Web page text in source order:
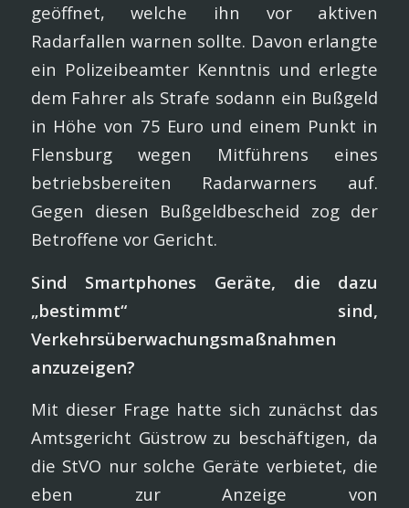
geöffnet, welche ihn vor aktiven
Radarfallen warnen sollte. Davon erlangte
ein Polizeibeamter Kenntnis und erlegte
dem Fahrer als Strafe sodann ein Bußgeld
in Höhe von 75 Euro und einem Punkt in
Flensburg wegen Mitführens eines
betriebsbereiten Radarwarners auf.
Gegen diesen Bußgeldbescheid zog der
Betroffene vor Gericht.
Sind Smartphones Geräte, die dazu
„bestimmt“ sind,
Verkehrsüberwachungsmaßnahmen
anzuzeigen?
Mit dieser Frage hatte sich zunächst das
Amtsgericht Güstrow zu beschäftigen, da
die StVO nur solche Geräte verbietet, die
eben zur Anzeige von